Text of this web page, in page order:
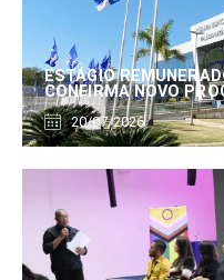
ESTÁGIO
CONFIRMA NOVO
20/07/2026